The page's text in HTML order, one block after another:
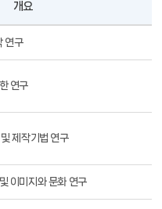
개요
연구
연구
제작기법 연구
이미지와 문화 연구